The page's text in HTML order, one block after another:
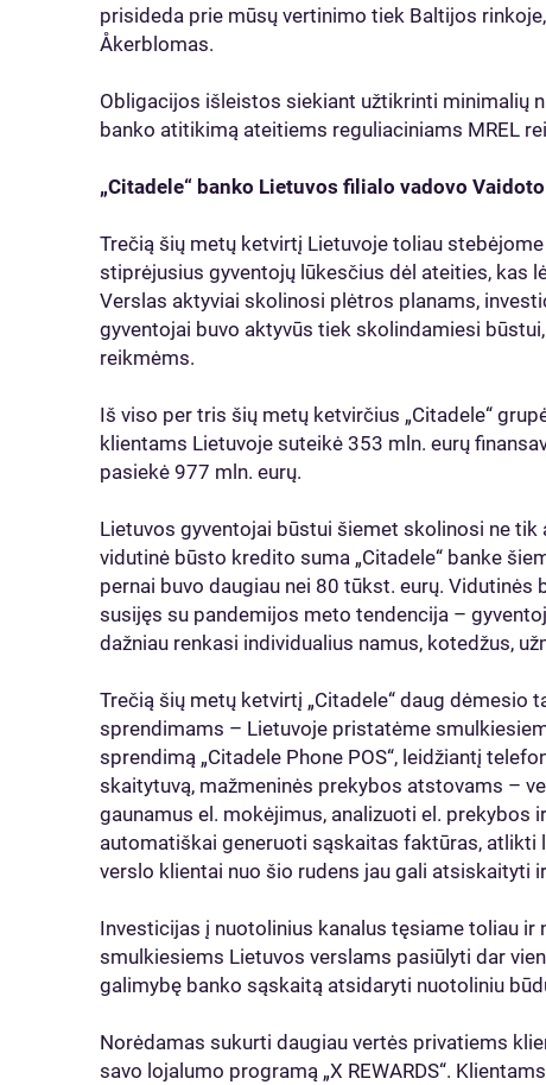
prisideda prie mūsų vertinimo tiek Baltijos
Åkerblomas.
Obligacijos išleistos siekiant užtikrinti minimalių
banko atitikimą ateitiems reguliaciniams MREL
„Citadele“ banko Lietuvos filialo vadovo
Trečią šių metų ketvirtį Lietuvoje toliau
stiprėjusius gyventojų lūkesčius dėl ateities, kas
Verslas aktyviai skolinosi plėtros planams,
gyventojai buvo aktyvūs tiek skolindamiesi
reikmėms.
Iš viso per tris šių metų ketvirčius „Citadele“
klientams Lietuvoje suteikė 353 mln. eurų
pasiekė 977 mln. eurų.
Lietuvos gyventojai būstui šiemet skolinosi ne
vidutinė būsto kredito suma „Citadele“ banke
pernai buvo daugiau nei 80 tūkst. eurų.
susijęs su pandemijos meto tendencija –
dažniau renkasi individualius namus, kotedžus,
Trečią šių metų ketvirtį „Citadele“ daug dėmesio
sprendimams – Lietuvoje pristatėme
sprendimą „Citadele Phone POS“, leidžiantį
skaitytuvą, mažmeninės prekybos atstovams –
gaunamus el. mokėjimus, analizuoti el. prekybos
automatiškai generuoti sąskaitas faktūras, atlikti
verslo klientai nuo šio rudens jau gali atsiskaityti ir
Investicijas į nuotolinius kanalus tęsiame toliau
smulkiesiems Lietuvos verslams pasiūlyti dar
galimybę banko sąskaitą atsidaryti nuotoliniu
Norėdamas sukurti daugiau vertės privatiems
savo lojalumo programą „X REWARDS“.